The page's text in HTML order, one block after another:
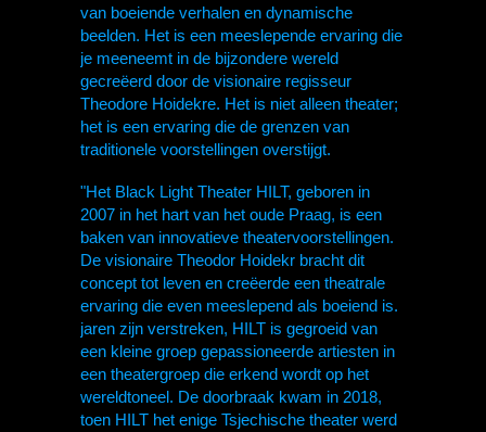
van boeiende verhalen en dynamische
beelden. Het is een meeslepende ervaring die
je meeneemt in de bijzondere wereld
gecreëerd door de visionaire regisseur
Theodore Hoidekre. Het is niet alleen theater;
het is een ervaring die de grenzen van
traditionele voorstellingen overstijgt.
"Het Black Light Theater HILT, geboren in
2007 in het hart van het oude Praag, is een
baken van innovatieve theatervoorstellingen.
De visionaire Theodor Hoidekr bracht dit
concept tot leven en creëerde een theatrale
ervaring die even meeslepend als boeiend is.
jaren zijn verstreken, HILT is gegroeid van
een kleine groep gepassioneerde artiesten in
een theatergroep die erkend wordt op het
wereldtoneel. De doorbraak kwam in 2018,
toen HILT het enige Tsjechische theater werd